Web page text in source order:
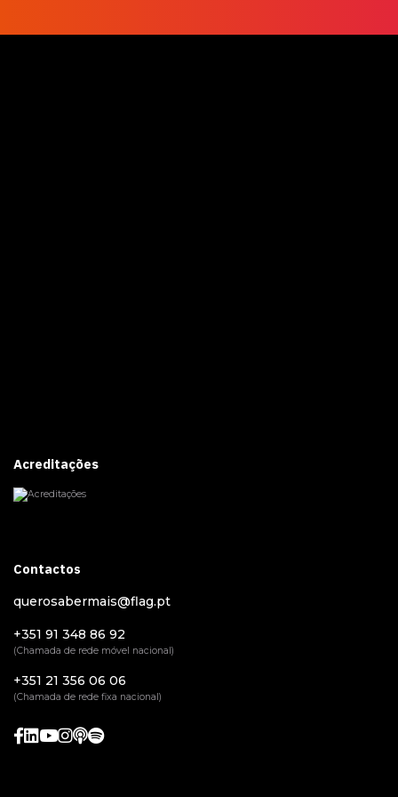
Acreditações
Contactos
querosabermais@flag.pt
+351 91 348 86 92
(Chamada de rede móvel nacional)
+351 21 356 06 06
(Chamada de rede fixa nacional)